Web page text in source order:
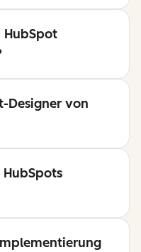
HubSpot
Designer von